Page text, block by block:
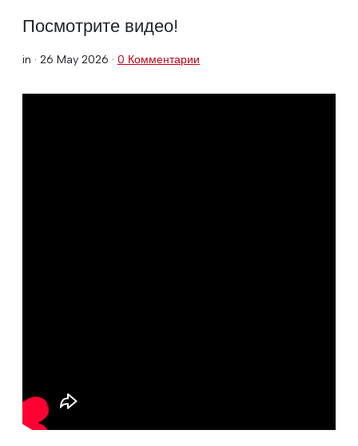
Посмотрите видео!
in · 26 May 2026 · 0 Комментарии